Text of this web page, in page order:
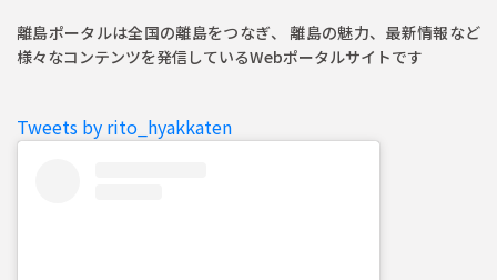
離島ポータルは全国の離島をつなぎ、 離島の魅力、最新情報など
様々なコンテンツを発信しているWebポータルサイトです
Tweets by rito_hyakkaten